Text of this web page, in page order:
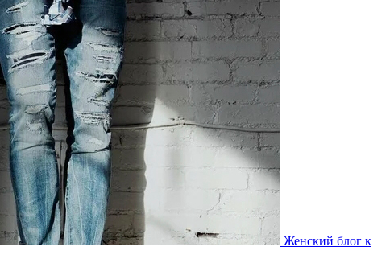
Женский блог к